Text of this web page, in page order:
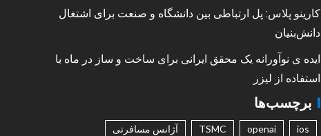
کارینو پلاس: پل ارتباطی بین دانشگاه و صنعت برای اشتغال
دانش‌بنیان
ایده ی نوآورانه یک محقق ایرانی برای ساخت و ساز در ماه با
استفاده از لیزر
برچسب‌ها
ios
openai
TSMC
آژانس مسافرتی